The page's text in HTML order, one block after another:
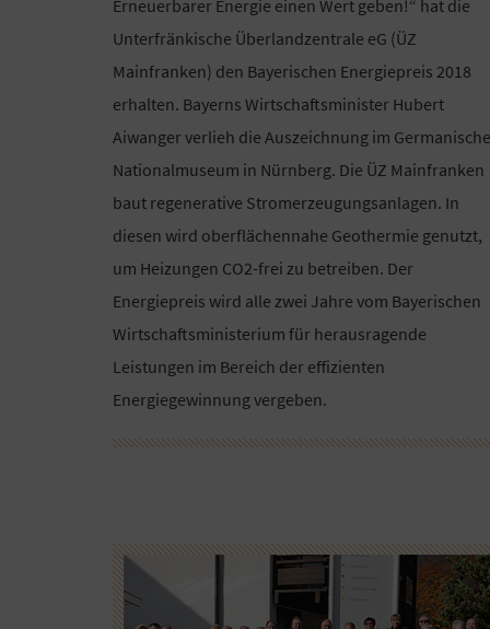
Erneuerbarer Energie einen Wert geben!“ hat die
Unterfränkische Überlandzentrale eG (ÜZ
Mainfranken) den Bayerischen Energiepreis 2018
erhalten. Bayerns Wirtschaftsminister Hubert
Aiwanger verlieh die Auszeichnung im
Nationalmuseum in Nürnberg. Die ÜZ Mainfranken
baut regenerative Stromerzeugungsanlagen. In
diesen wird oberflächennahe Geothermie genutzt,
um Heizungen CO2-frei zu betreiben. Der
Energiepreis wird alle zwei Jahre vom Bayerischen
Wirtschaftsministerium für herausragende
Leistungen im Bereich der effizienten
Energiegewinnung vergeben.